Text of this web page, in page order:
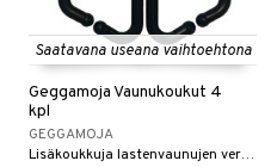
Saatavana useana vaihtoehtona
Geggamoja Vaunukoukut 4
kpl
GEGGAMOJA
Lisäkoukkuja lastenvaunujen verhoon.